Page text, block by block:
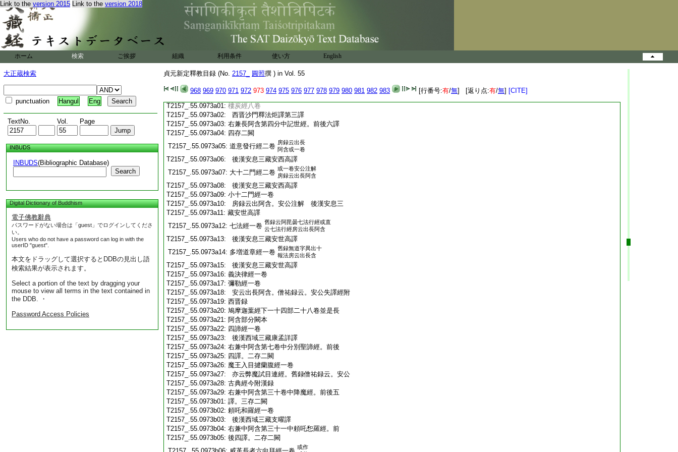
Link to the version 2015 Link to the version 2018
ホーム 検索 ご挨拶 組織 利用条件 使い方 English
大正蔵検索
punctuation Hangul Eng
TextNo. Vol. Page
INBUDS
INBUDS(Bibliographic Database)
Search
Digital Dictionary of Buddhism
電子佛教辭典
パスワードがない場合は「guest」でログインしてくださ
い。
Users who do not have a password can log in with the
userID "guest".
本文をドラッグして選択するとDDBの見出し語
検索結果が表示されます。
Select a portion of the text by dragging your
mouse to view all terms in the text contained in
the DDB. ・
Password Access Policies
貞元新定釋教目録 (No. 2157_ 圓照撰 ) in Vol. 55
968 969 970 971 972 973 974 975 976 977 978 979 980 981 982 983 [行番号:有/無] [返り点:有/無] [CITE]
T2157_.55.0972c21:佛開解梵志阿
經一卷
T2157_.55.0972c22: 右兼長阿含第十三中阿摩晝經。前後三
T2157_.55.0972c23:譯。二存一闕
六十二見經一卷
亦云梵網六
十二見經
T2157_.55.0972c25:西晋三藏竺法護譯
T2157_.55.0972c26:右兼長阿含第十四中梵動經。前後三譯。
T2157_.55.0972c27: 二存一闕
T2157_.55.0972c28:
或八卷
T2157_.55.0973a01: 樓炭經八卷
T2157_.55.0973a02:
西晋沙門釋法炬譯第三譯
T2157_.55.0973a03: 右兼長阿含第四分中記世經。前後六譯
T2157_.55.0973a04: 四存二闕
T2157_.55.0973a05: 道意發行經二卷 房録云出長
阿含或一卷
T2157_.55.0973a06:
後漢安息三藏安西高譯
T2157_.55.0973a07: 大十二門經二卷 或一卷安公注解
房録云出長阿含
T2157_.55.0973a08:
後漢安息三藏安西高譯
T2157_.55.0973a09: 小十二門經一卷
T2157_.55.0973a10:
房録云出阿含。安公注解 後漢安息三
T2157_.55.0973a11: 藏安世高譯
T2157_.55.0973a12: 七法經一卷 舊録云阿毘曇七法行經或直
云七法行經房云出長阿含
T2157_.55.0973a13:
後漢安息三藏安世高譯
T2157_.55.0973a14: 多増道章經一卷 舊録無道字異出十
報法房云出長含
T2157_.55.0973a15:
後漢安息三藏安世高譯
T2157_.55.0973a16: 義決律經一卷
T2157_.55.0973a17: 彌勒經一卷
T2157_.55.0973a18:
安云出長阿含。僧祐録云。安公失譯經附
T2157_.55.0973a19: 西晋録
T2157_.55.0973a20: 鳩摩迦葉經下一十四部二十八卷並是長
T2157_.55.0973a21: 阿含部分闕本
T2157_.55.0973a22: 四諦經一卷
T2157_.55.0973a23:
後漢西域三藏康孟詳譯
T2157_.55.0973a24: 右兼中阿含第七卷中分別聖諦經。前後
T2157_.55.0973a25: 四譯。二存二闕
T2157_.55.0973a26: 魔王入目揵蘭腹經一卷
T2157_.55.0973a27:
亦云弊魔試目連經。舊録僧祐録云。安公
T2157_.55.0973a28: 古典經今附漢録
T2157_.55.0973a29: 右兼中阿含第三十卷中降魔經。前後五
T2157_.55.0973b01: 譯。三存二闕
T2157_.55.0973b02: 頼吒和羅經一卷
T2157_.55.0973b03:
後漢西域三藏支曜譯
T2157_.55.0973b04: 右兼中阿含第三十一中頼吒惒羅經。前
T2157_.55.0973b05: 後四譯。二存二闕
或作